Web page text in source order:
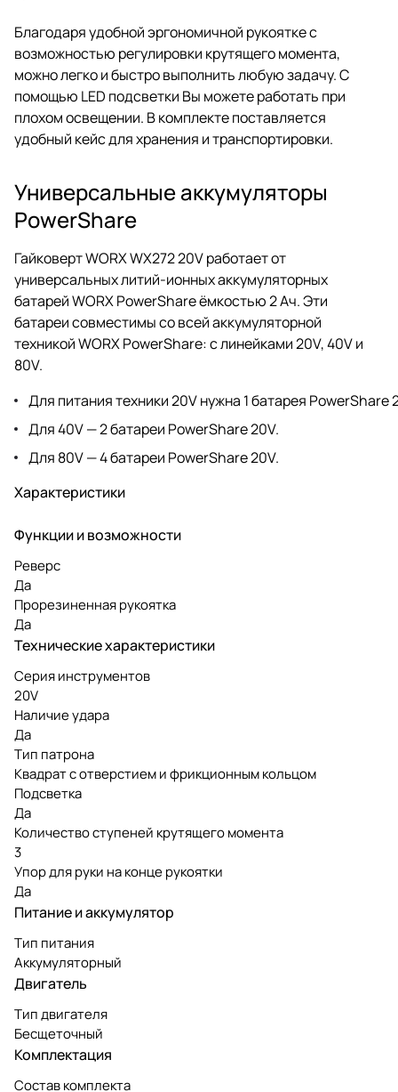
Благодаря удобной эргономичной рукоятке с
возможностью регулировки крутящего момента,
можно легко и быстро выполнить любую задачу. С
помощью LED подсветки Вы можете работать при
плохом освещении. В комплекте поставляется
удобный кейс для хранения и транспортировки.
Универсальные аккумуляторы
PowerShare
Гайковерт WORX WX272 20V работает от
универсальных литий-ионных аккумуляторных
батарей WORX PowerShare ёмкостью 2 Ач. Эти
батареи совместимы со всей аккумуляторной
техникой WORX PowerShare: с линейками 20V, 40V и
80V.
Для питания техники 20V нужна 1 батарея PowerShare
Для 40V — 2 батареи PowerShare 20V.
Для 80V — 4 батареи PowerShare 20V.
Характеристики
Функции и возможности
Реверс
Да
Прорезиненная рукоятка
Да
Технические характеристики
Серия инструментов
20V
Наличие удара
Да
Тип патрона
Квадрат с отверстием и фрикционным кольцом
Подсветка
Да
Количество ступеней крутящего момента
3
Упор для руки на конце рукоятки
Да
Питание и аккумулятор
Тип питания
Аккумуляторный
Двигатель
Тип двигателя
Бесщеточный
Комплектация
Состав комплекта